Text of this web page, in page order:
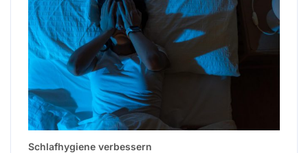
Schlafhygiene verbessern